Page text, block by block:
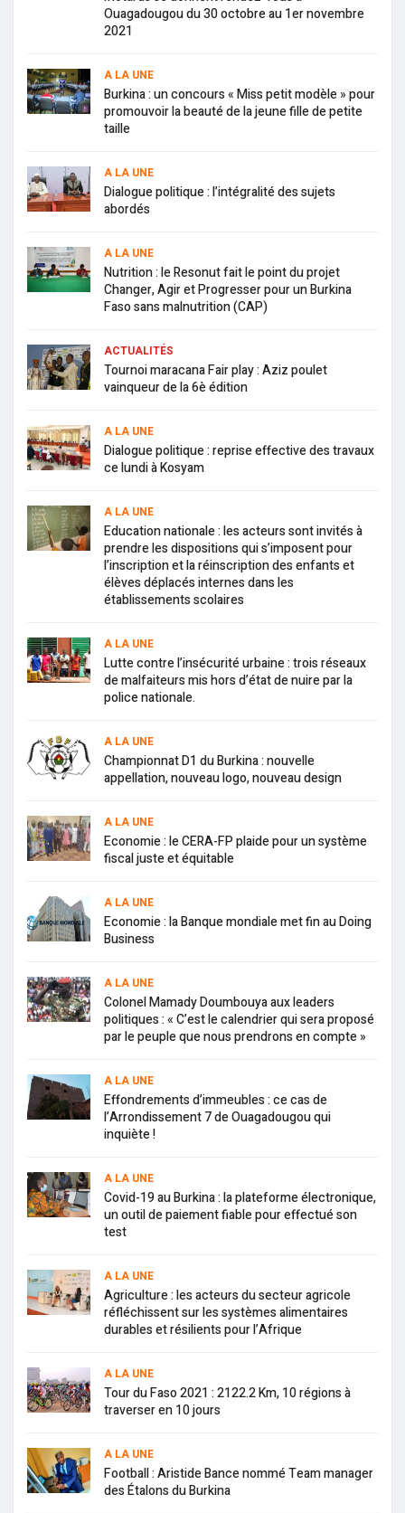
Ouagadougou du 30 octobre au 1er novembre
2021
A LA UNE
Burkina : un concours « Miss petit modèle » pour
promouvoir la beauté de la jeune fille de petite
taille
A LA UNE
Dialogue politique : l’intégralité des sujets
abordés
A LA UNE
Nutrition : le Resonut fait le point du projet
Changer, Agir et Progresser pour un Burkina
Faso sans malnutrition (CAP)
ACTUALITÉS
Tournoi maracana Fair play : Aziz poulet
vainqueur de la 6è édition
A LA UNE
Dialogue politique : reprise effective des travaux
ce lundi à Kosyam
A LA UNE
Education nationale : les acteurs sont invités à
prendre les dispositions qui s’imposent pour
l’inscription et la réinscription des enfants et
élèves déplacés internes dans les
établissements scolaires
A LA UNE
Lutte contre l’insécurité urbaine : trois réseaux
de malfaiteurs mis hors d’état de nuire par la
police nationale.
A LA UNE
Championnat D1 du Burkina : nouvelle
appellation, nouveau logo, nouveau design
A LA UNE
Economie : le CERA-FP plaide pour un système
fiscal juste et équitable
A LA UNE
Economie : la Banque mondiale met fin au Doing
Business
A LA UNE
Colonel Mamady Doumbouya aux leaders
politiques : « C’est le calendrier qui sera proposé
par le peuple que nous prendrons en compte »
A LA UNE
Effondrements d’immeubles : ce cas de
l’Arrondissement 7 de Ouagadougou qui
inquiète !
A LA UNE
Covid-19 au Burkina : la plateforme électronique,
un outil de paiement fiable pour effectué son
test
A LA UNE
Agriculture : les acteurs du secteur agricole
réfléchissent sur les systèmes alimentaires
durables et résilients pour l’Afrique
A LA UNE
Tour du Faso 2021 : 2122.2 Km, 10 régions à
traverser en 10 jours
A LA UNE
Football : Aristide Bance nommé Team manager
des Étalons du Burkina